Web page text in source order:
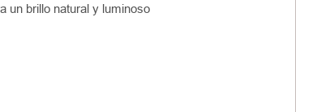
un brillo natural y luminoso